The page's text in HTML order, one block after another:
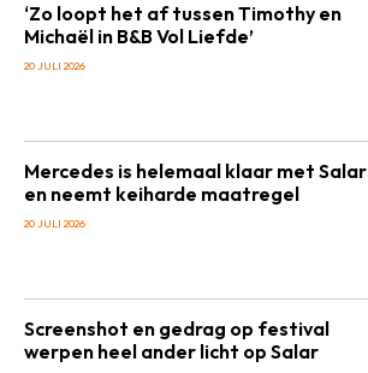
‘Zo loopt het af tussen Timothy en
Michaël in B&B Vol Liefde’
20 JULI 2026
Mercedes is helemaal klaar met Salar
en neemt keiharde maatregel
20 JULI 2026
Screenshot en gedrag op festival
werpen heel ander licht op Salar